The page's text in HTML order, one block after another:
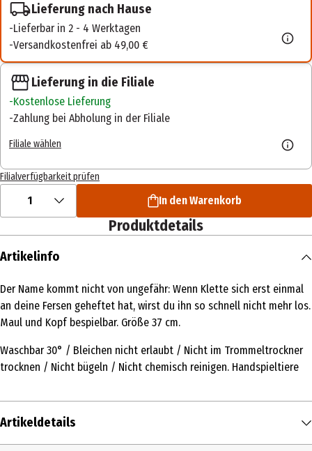
Lieferung nach Hause
Lieferbar in 2 - 4 Werktagen
Versandkostenfrei ab 49,00 €
Lieferung in die Filiale
Kostenlose Lieferung
Zahlung bei Abholung in der Filiale
Filiale wählen
Filialverfügbarkeit prüfen
1 In den Warenkorb
Produktdetails
Artikelinfo
Der Name kommt nicht von ungefähr: Wenn Klette sich erst einmal
an deine Fersen geheftet hat, wirst du ihn so schnell nicht mehr los.
Maul und Kopf bespielbar. Größe 37 cm.
Waschbar 30° / Bleichen nicht erlaubt / Nicht im Trommeltrockner
trocknen / Nicht bügeln / Nicht chemisch reinigen. Handspieltiere
Artikeldetails